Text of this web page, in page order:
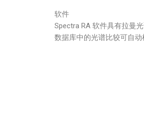
软件
Spectra RA 软件具有拉曼
数据库中的光谱比较可自